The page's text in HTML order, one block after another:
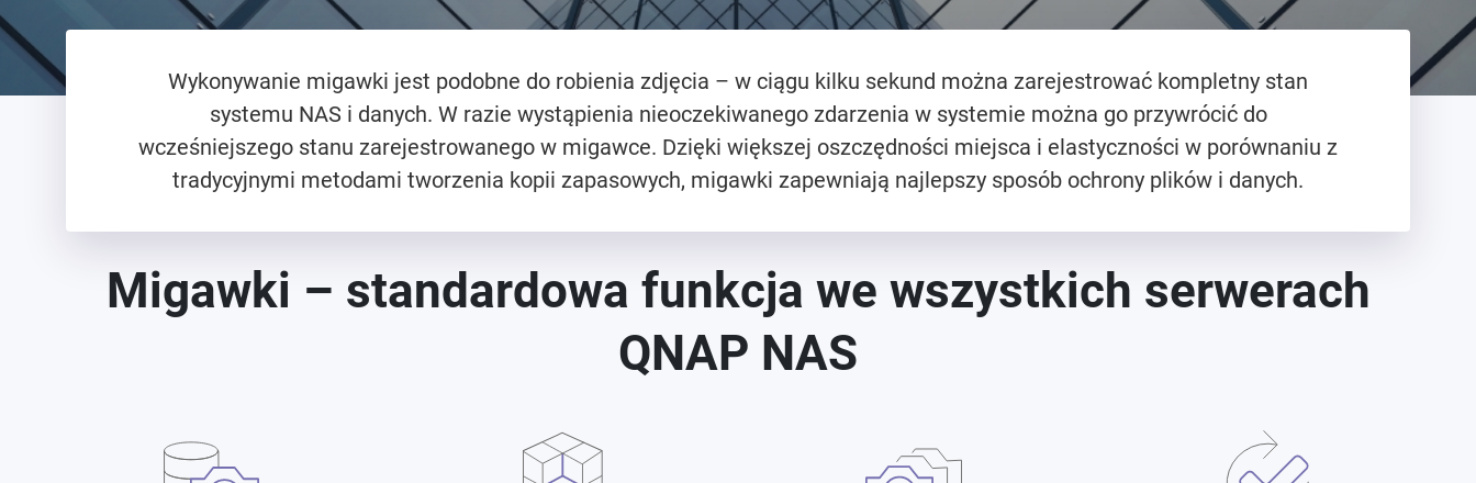
Wykonywanie migawki jest podobne do robienia zdjęcia – w ciągu kilku sekund można zarejestrować kompletny stan
systemu NAS i danych. W razie wystąpienia nieoczekiwanego zdarzenia w systemie można go przywrócić do
wcześniejszego stanu zarejestrowanego w migawce. Dzięki większej oszczędności miejsca i elastyczności w porównaniu z
tradycyjnymi metodami tworzenia kopii zapasowych, migawki zapewniają najlepszy sposób ochrony plików i danych.
Migawki – standardowa funkcja we wszystkich serwerach
QNAP NAS